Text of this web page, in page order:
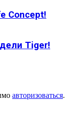
Concept!
Tiger!
авторизоваться.